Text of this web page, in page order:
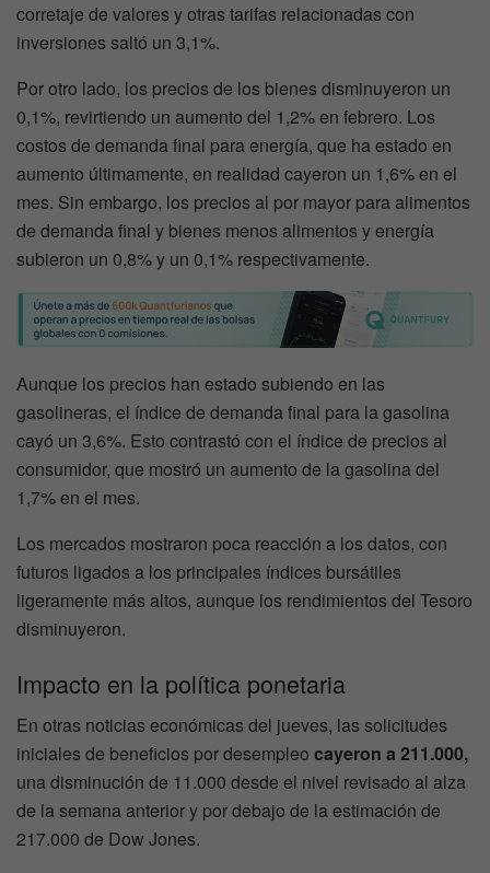
corretaje de valores y otras tarifas relacionadas con
inversiones saltó un 3,1%.
Por otro lado, los precios de los bienes disminuyeron un
0,1%, revirtiendo un aumento del 1,2% en febrero. Los
costos de demanda final para energía, que ha estado en
aumento últimamente, en realidad cayeron un 1,6% en el
mes. Sin embargo, los precios al por mayor para alimentos
de demanda final y bienes menos alimentos y energía
subieron un 0,8% y un 0,1% respectivamente.
Aunque los precios han estado subiendo en las
gasolineras, el índice de demanda final para la gasolina
cayó un 3,6%. Esto contrastó con el índice de precios al
consumidor, que mostró un aumento de la gasolina del
1,7% en el mes.
Los mercados mostraron poca reacción a los datos, con
futuros ligados a los principales índices bursátiles
ligeramente más altos, aunque los rendimientos del Tesoro
disminuyeron.
Impacto en la política ponetaria
En otras noticias económicas del jueves, las solicitudes
iniciales de beneficios por desempleo cayeron a 211.000,
una disminución de 11.000 desde el nivel revisado al alza
de la semana anterior y por debajo de la estimación de
217.000 de Dow Jones.